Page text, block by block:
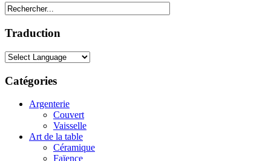
Traduction
Catégories
Argenterie
Couvert
Vaisselle
Art de la table
Céramique
Faïence